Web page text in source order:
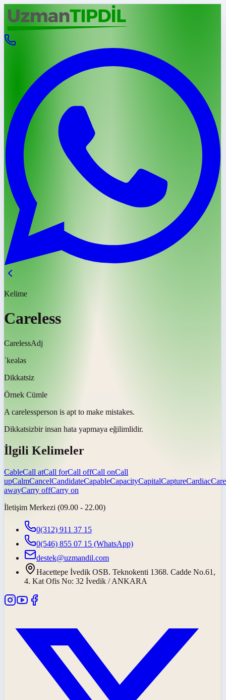
Kelime
Careless
CarelessAdj
ˈkeələs
Dikkatsiz
Örnek Cümle
A carelessperson is apt to make mistakes.
Dikkatsizbir insan hata yapmaya eğilimlidir.
İlgili Kelimeler
CableCall atCall forCall offCall onCall
upCalmCancelCandidateCapableCapacityCapitalCaptureCardiacCare
awayCarry offCarry on
İletişim Merkezi (09.00 - 22.00)
0(312) 911 37 15
0(546) 855 07 15 (WhatsApp)
destek@uzmandil.com
Hacettepe İvedik OSB. Teknokenti 1368. Cadde No.61,
4. Kat Ofis No: 32 İvedik / ANKARA